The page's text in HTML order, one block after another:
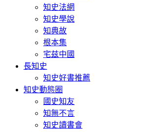
知史法網
知史學說
知典故
根本集
宅兹中國
長知史
知史好書推薦
知史動態圈
國史知友
知無不言
知史讀書會